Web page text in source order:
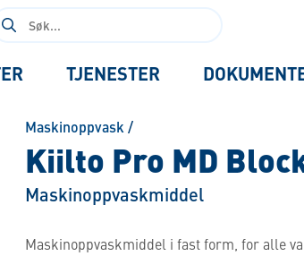
Søk
etter:
TJENESTER
Maskinoppvask/
Kiilto Pro MD
Maskinoppvaskmiddel
Maskinoppvaskmiddel i fast form, for alle